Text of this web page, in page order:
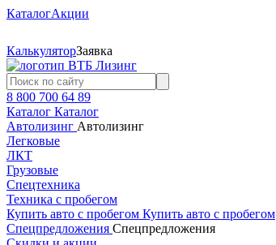
КаталогАкции
КалькуляторЗаявка
8 800 700 64 89
Каталог Каталог
Автолизинг Автолизинг
Легковые
ЛКТ
Грузовые
Спецтехника
Техника с пробегом
Купить авто с пробегом Купить авто с пробегом
Спецпредложения Спецпредложения